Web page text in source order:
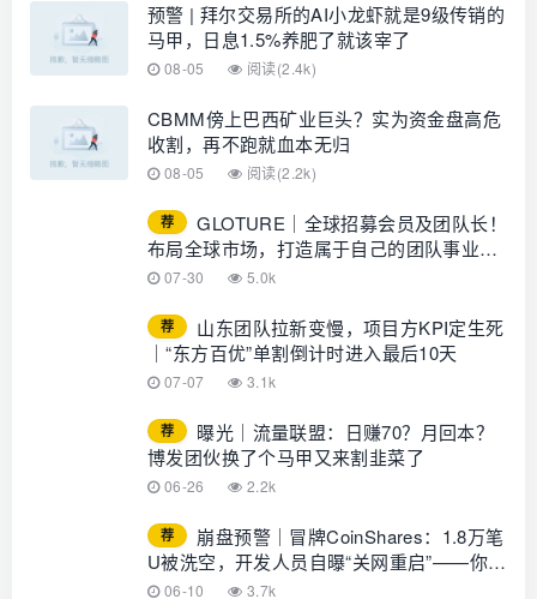
预警 | 拜尔交易所的AI小龙虾就是9级传销的
马甲，日息1.5%养肥了就该宰了
08-05 阅读(2.4k)
CBMM傍上巴西矿业巨头？实为资金盘高危
收割，再不跑就血本无归
08-05 阅读(2.2k)
荐
GLOTURE｜全球招募会员及团队长！
布局全球市场，打造属于自己的团队事业，
想增加收入？想打造团队？加入
07-30 5.0k
荐
山东团队拉新变慢，项目方KPI定生死
｜“东方百优”单割倒计时进入最后10天
07-07 3.1k
荐
曝光｜流量联盟：日赚70？月回本？
博发团伙换了个马甲又来割韭菜了
06-26 2.2k
荐
崩盘预警｜冒牌CoinShares：1.8万笔
U被洗空，开发人员自曝“关网重启”——你的
钱早已不在账上
06-10 3.7k